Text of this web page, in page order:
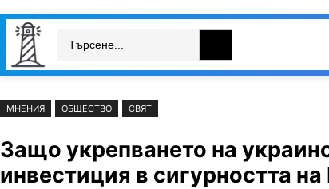
Към
съдържанието
Skip
cont
МНЕНИЯ ОБЩЕСТВО СВЯТ
Защо укрепването на
инвестиция в сигурността